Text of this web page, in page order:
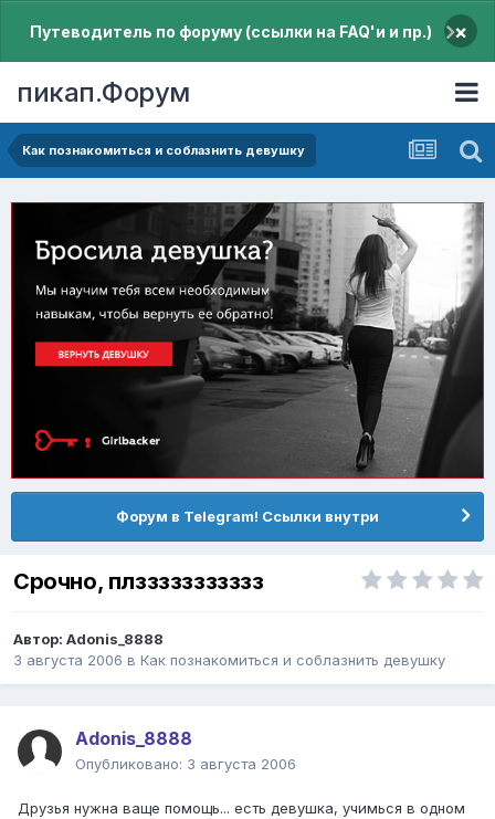
Путеводитель по форуму (ссылки на FAQ'и и пр.) ×
пикап.Форум
Как познакомиться и соблазнить девушку
Форум в Telegram! Ссылки внутри
Срочно, плззззззззззз
Автор: Adonis_8888
3 августа 2006 в Как познакомиться и соблазнить девушку
Adonis_8888
Опубликовано: 3 августа 2006
Друзья нужна ваще помощь... есть девушка, учимься в одном